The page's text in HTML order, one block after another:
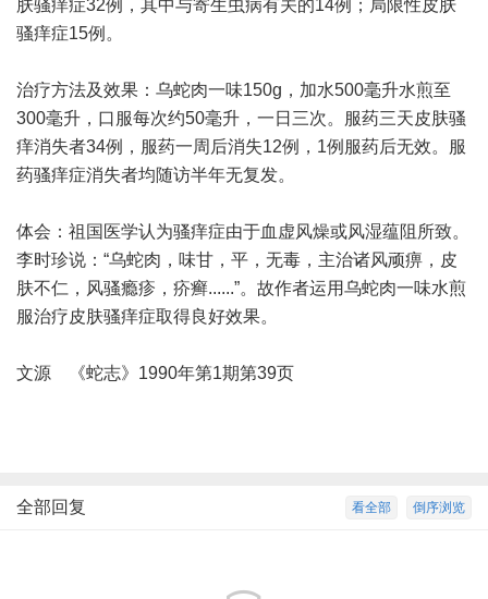
肤骚痒症32例，其中与寄生虫病有关的14例；局限性皮肤
骚痒症15例。
治疗方法及效果：乌蛇肉一味150g，加水500毫升水煎至
300毫升，口服每次约50毫升，一日三次。服药三天皮肤骚
痒消失者34例，服药一周后消失12例，1例服药后无效。服
药骚痒症消失者均随访半年无复发。
体会：祖国医学认为骚痒症由于血虚风燥或风湿蕴阻所致。
李时珍说：“乌蛇肉，味甘，平，无毒，主治诸风顽痹，皮
肤不仁，风骚瘾疹，疥癣......”。故作者运用乌蛇肉一味水煎
服治疗皮肤骚痒症取得良好效果。
文源 《蛇志》1990年第1期第39页
倒序浏览
看全部
全部回复